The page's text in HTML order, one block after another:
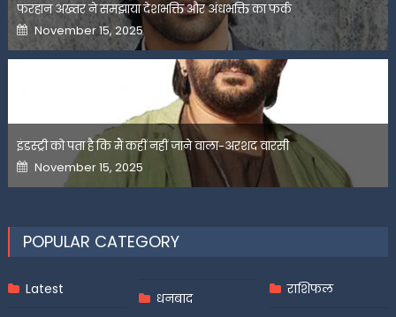
फरहान अख्तर ने समझाया देशभक्ति और अंधभक्ति का फर्क
Posted
on
November 15, 2025
इंडस्ट्री को पता है कि मैं कहीं नहीं जाने वाला-अरशद वारसी
Posted
on
November 15, 2025
POPULAR CATEGORY
Latest
धनबाद
राशिफल